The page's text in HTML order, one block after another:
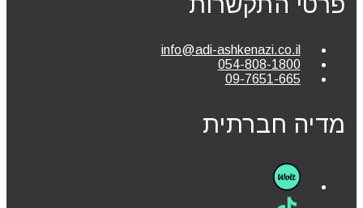
info@adi-ashkenazi.co.il
054-808-1800
09-7651-665
מדיה חברתית